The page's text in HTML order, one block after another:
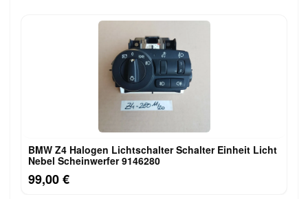
BMW Z4 Halogen Lichtschalter Schalter Einheit Licht
Nebel Scheinwerfer 9146280
99,00 €